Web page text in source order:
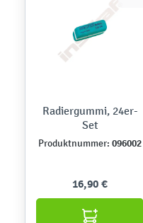
Radiergummi, 24er-
Set
Produktnummer: 096002
16,90 €